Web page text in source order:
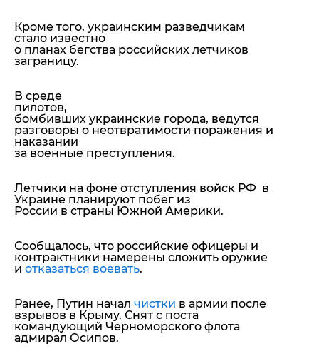
Кроме того, украинским разведчикам
стало известно
о планах бегства российских летчиков
заграницу.
В среде
пилотов,
бомбивших украинские города, ведутся
разговоры о неотвратимости поражения и
наказании
за военные преступления.
Летчики на фоне отступления войск РФ в
Украине планируют побег из
России в страны Южной Америки.
Сообщалось, что российские офицеры и
контрактники намерены сложить оружие
и отказаться воевать.
Ранее, Путин начал чистки в армии после
взрывов в Крыму. Снят с поста
командующий Черноморского флота
адмирал Осипов.